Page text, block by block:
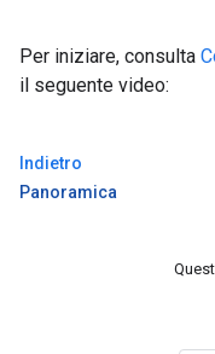
Per iniziare, consulta
il seguente video:
Indietro
Panoramica